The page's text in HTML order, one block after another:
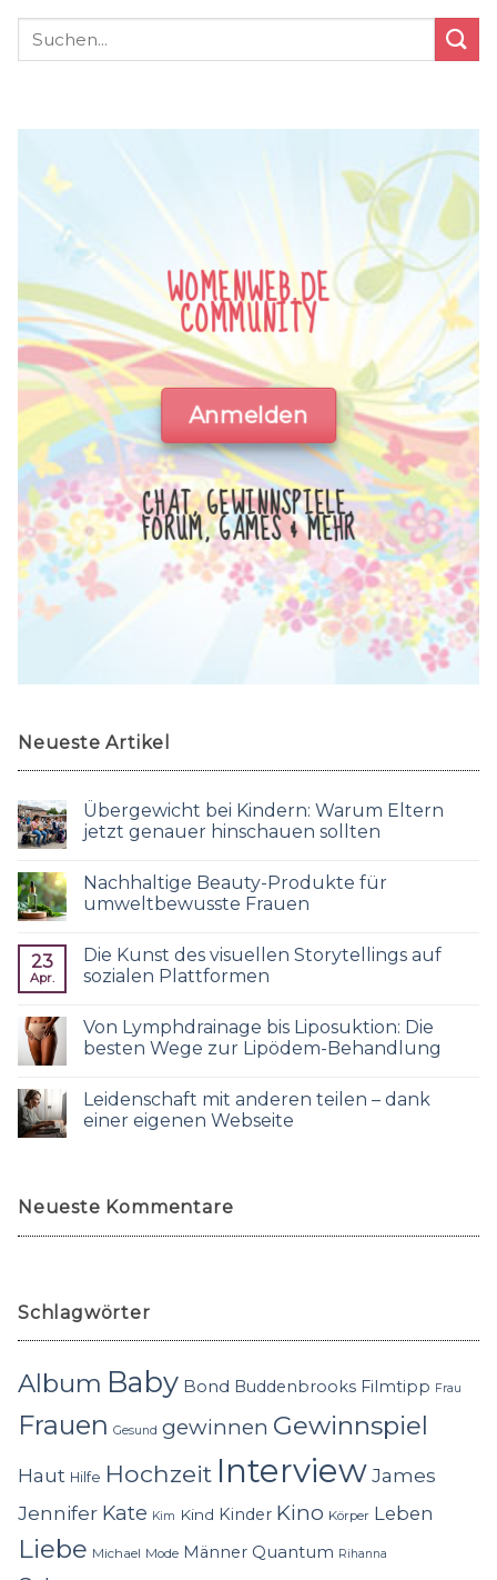
WOMENWEB.DE
COMMUNITY
Anmelden
CHAT, GEWINNSPIELE,
FORUM, GAMES & MEHR
Neueste Artikel
Übergewicht bei Kindern: Warum Eltern
jetzt genauer hinschauen sollten
Nachhaltige Beauty-Produkte für
umweltbewusste Frauen
23
Apr.
Die Kunst des visuellen Storytellings auf
sozialen Plattformen
Von Lymphdrainage bis Liposuktion: Die
besten Wege zur Lipödem-Behandlung
Leidenschaft mit anderen teilen – dank
einer eigenen Webseite
Neueste Kommentare
Schlagwörter
Album Baby Bond Buddenbrooks Filmtipp Frau
Frauen Gesund gewinnen Gewinnspiel
Haut Hilfe Hochzeit InterviewJames
Jennifer Kate Kim Kind Kinder Kino Körper Leben
Liebe Michael Mode Männer Quantum Rihanna